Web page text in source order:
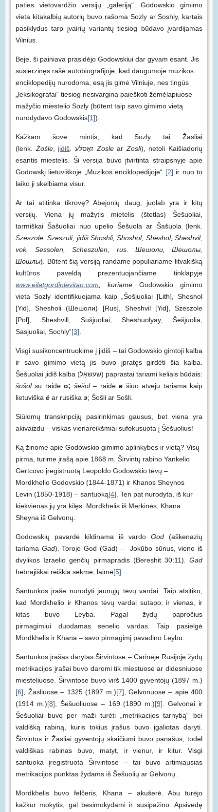
paties vietovardžio versijų „galeriją“. Godowskio gimimo
vieta kitakalbių autorių buvo rašoma Sozly ar Soshly, kartais
pasiklydus tarp įvairių variantų tiesiog būdavo įvardijamas
Vilnius.
Beje, ši painiava prasidėjo Godowskiui dar gyvam esant. Jis
susierzinęs rašė autobiografijoje, kad daugumoje muzikos
enciklopedijų nurodoma, esą jis gimė Vilniuje, nes tingūs
„leksikografai“ tiesiog nesivargina paieškoti žemėlapiuose
mažyčio miestelio Sozly (būtent taip savo gimimo vietą
nurodydavo Godowskis[1]).
Kažkam šovė mintis, kad Sozly tai Žasliai
(lenk. Żośle, jidiš . זאָסלע‎ Zoslear Zosli), netoli Kaišiadorių
esantis miestelis. Ši versija buvo įtvirtinta straipsnyje apie
Godowskį lietuviškoje „Muzikos enciklopedijoje“ [2] ir nuo to
laiko ji skelbiama visur.
Ar tai atitinka tikrovę? Abejonių daug, juolab yra ir kitų
versijų. Viena jų mažytis mietelis (štetlas) Šešuoliai,
tarmiškai Šašuoliai nuo upelio Šešuola ar Šašuola (lenk.
Szeszole, Szeszuli, jidiš Shoshli, Shoshol, Sheshol, Sheshvil,
vok. Sessolen, Scheszulen, rus. Шешоли, Шешолы,
Шошлы). Būtent šią versiją randame populiariame litvakišką
kultūros paveldą prezentuojančiame tinklapyje
www.eilatgordinlevitan.com , kuriameGodowskio gimimo
vieta Sozly identifikuojama kaip „Šešjuoliai [Lith], Sheshol
[Yid], Shesholi (Шешоли) [Rus], Sheshvil [Yid], Szeszole
[Pol], Sheshvill, Sušjuoliai, Sheshuolyay, Šešjuolia,
Sasjuoliai, Sochly“[3]
Visgi susikoncentruokime į jidiš – tai Godowskio gimtoji kalba
ir savo gimimo vietą jis buvo įpratęs girdėti šia kalba.
Šešuoliai jidiš kalba (שעשאָל) paprastai tariami keliais būdais:
šošolsu raideo; šešol – raidėe šiuo atveju tariama kaip
lietuviška ėar rusiška э; Šošli ar Sošli.
Siūlomų transkripcijų pasirinkimas gausus, bet viena yra
akivaizdu – viskas vienareikšmiai sufokusuota į Šešuolius!
Ką žinome apie Godowskio gimimo aplinkybes ir vietą? Visų
pirma, turime įrašą apie 1868 m. Širvintų rabino Yankelio
Gertcovo įregistruotą Leopoldo Godowskio tėvų –
Mordkhelio Godovskio (1844-1871) ir Khanos Sheynos
Levin (1850-1918) – santuoką[4] . Ten pat nurodyta, iš kur
kiekvienas jų yra kilęs: Mordkhelis iš Merkinės, Khana
Sheyna iš Gelvonų.
Godowskių pavardė kildinama iš vardoGod (aškenazių
tariama Gad). Toroje God (Gad) – Jokūbo sūnus, vieno iš
dvylikos Izraelio genčių pirmapradis (Bereshit 30:11).Gad
hebrajiškai reiškia sėkmė, laimė[5]
Santuokos įraše nurodyti jaunųjų tėvų vardai. Taip atsitiko,
kad Mordkhelio ir Khanos tėvų vardai sutapo: ir vienas, ir
kitas buvo Leyba. Pagal žydų papročius
pirmagimiui duodamas senelio vardas. Taip pasielgė
Mordkhelis ir Khana – savo pirmagimį pavadino Leybu.
Santuokos įrašas darytas Širvintose – Carinėje Rusijoje žydų
metrikacijos įrašai buvo daromi tik miestuose ar didesniuose
miesteliuose. Širvintose buvo virš 1400 gyventojų (1897 m.)
[6] , Žasliuose – 1325 (1897 m.)[7] , Gelvonuose – apie 400
(1914 m.)[8] , Šešuoliuose – 169 (1890 m.)[9] . Gelvonai ir
Šešuoliai buvo per maži turėti „metrikacijos tarnybą“ bei
valdišką rabiną, kuris tokius įrašus buvo įgaliotas daryti.
Širvintos ir Žasliai gyventojų skaičiumi buvo panašūs, todėl
valdiškas rabinas buvo, matyt, ir vienur, ir kitur. Visgi
santuoka įregistruota Širvintose – tai buvo artimiausias
metrikacijos punktas žydams iš Šešuolių ar Gelvonų.
Mordkhelis buvo felčeris, Khana – akušerė. Abu turėjo
kažkur mokytis, gal besimokydami ir susipažino. Apsivedę